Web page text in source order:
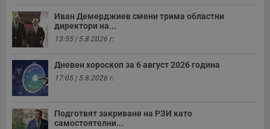
Иван Демерджиев смени трима областни
директори на...
13:55 | 5.8.2026 г.
Дневен хороскоп за 6 август 2026 година
17:05 | 5.8.2026 г.
Подготвят закриване на РЗИ като
самостоятелни...